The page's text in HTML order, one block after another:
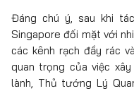
Đáng chú ý, sau khi
Singapore đối mặt với
các kênh rạch đầy rác
quan trọng của việc
lành, Thủ tướng Lý